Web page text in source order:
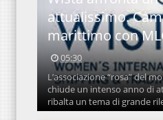
attualissimo.
marittimo con
05:30
L’associazione “rosa” del
chiude un intenso anno di
ribalta un tema di grande